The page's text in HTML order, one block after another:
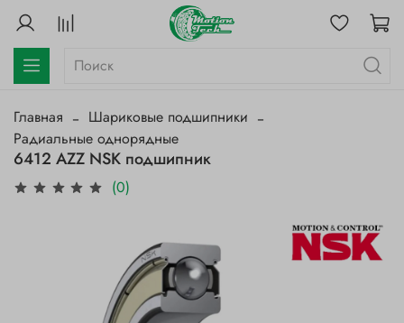
Главная
Шариковые подшипники
Радиальные однорядные
6412 AZZ NSK подшипник
(0)